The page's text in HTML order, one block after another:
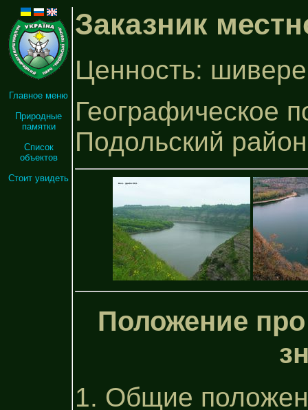
Главное меню
Природные
памятки
Список
объектов
Стоит увидеть
Заказник
Ценность:
Географическое
Подольский район
Положение про
1. Общие